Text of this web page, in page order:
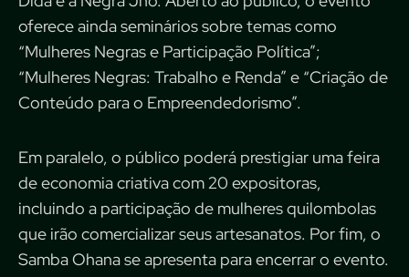
oferece ainda seminários sobre temas como
“Mulheres Negras e Participação Política”;
“Mulheres Negras: Trabalho e Renda” e “Criação de
Conteúdo para o Empreendedorismo”.
Em paralelo, o público poderá prestigiar uma feira
de economia criativa com 20 expositoras,
incluindo a participação de mulheres quilombolas
que irão comercializar seus artesanatos. Por fim, o
Samba Ohana se apresenta para encerrar o evento.